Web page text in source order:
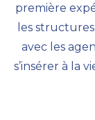
première
les
avec les
s’insérer à la